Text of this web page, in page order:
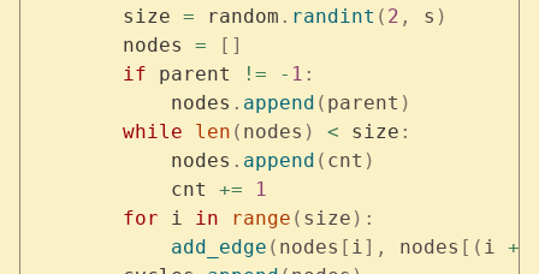
        size
= random . randint ( 2 , s )
        nodes
= []
        if
parent != - 1 :
            nodes
. append ( parent )
        while
len ( nodes ) < size :
            nodes
. append ( cnt )
            cnt
+= 1
        for
i in range ( size ):
            add_edge
( nodes [ i], nodes [( i +